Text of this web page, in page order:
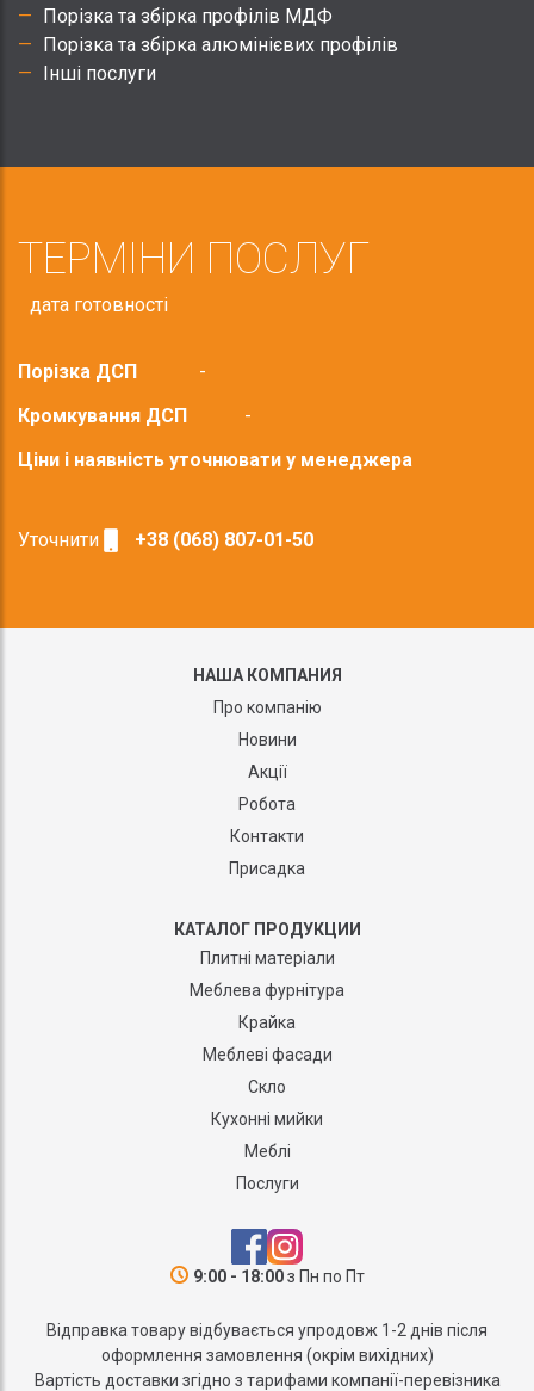
Порізка та збірка профілів МДФ
Порізка та збірка алюмінієвих профілів
Інші послуги
ТЕРМІНИ ПОСЛУГ
дата готовності
Порізка ДСП
-
Кромкування ДСП
-
Ціни і наявність уточнювати у менеджера
Уточнити +38 (068) 807-01-50
НАША КОМПАНИЯ
Про компанію
Новини
Акції
Робота
Контакти
Присадка
КАТАЛОГ ПРОДУКЦИИ
Плитні матеріали
Меблева фурнітура
Крайка
Меблеві фасади
Скло
Кухонні мийки
Меблі
Послуги
9:00 - 18:00з Пн по Пт
Відправка товару відбувається упродовж 1-2 днів після
оформлення замовлення (окрім вихідних)
Вартість доставки згідно з тарифами компанії-перевізника